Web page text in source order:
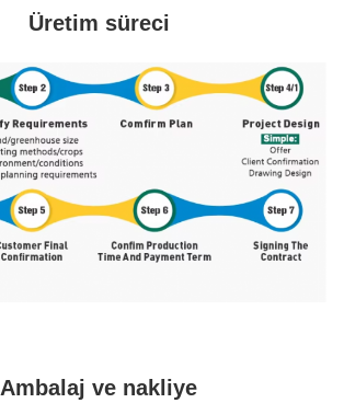
Üretim süreci
Ambalaj ve nakliye